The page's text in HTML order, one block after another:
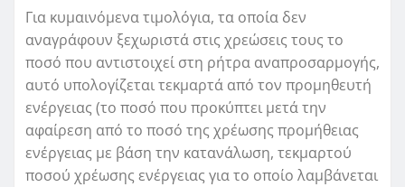
Για κυμαινόμενα τιμολόγια, τα οποία δεν
αναγράφουν ξεχωριστά στις χρεώσεις τους το
ποσό που αντιστοιχεί στη ρήτρα αναπροσαρμογής,
αυτό υπολογίζεται τεκμαρτά από τον προμηθευτή
ενέργειας (το ποσό που προκύπτει μετά την
αφαίρεση από το ποσό της χρέωσης προμήθειας
ενέργειας με βάση την κατανάλωση, τεκμαρτού
ποσού χρέωσης ενέργειας για το οποίο λαμβάνεται